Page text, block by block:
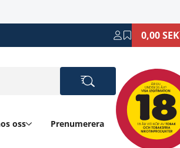
0,00 SEK
oss
Prenumerera